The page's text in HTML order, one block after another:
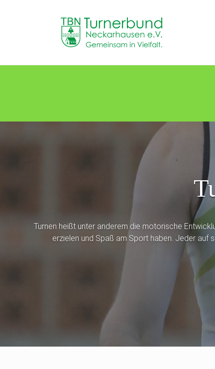
TB
Neckarhausen
in
Turnen heißt unter anderem die motorische
erzielen und Spaß am Sport haben. Jeder auf